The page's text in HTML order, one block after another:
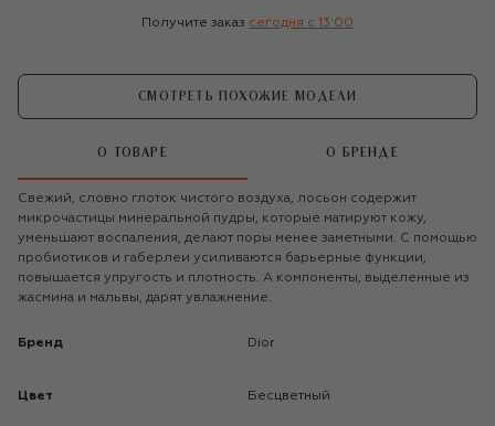
Получите заказ сегодня c 13:00
СМОТРЕТЬ ПОХОЖИЕ МОДЕЛИ
О ТОВАРЕ О БРЕНДЕ
Свежий, словно глоток чистого воздуха, лосьон содержит
микрочастицы минеральной пудры, которые матируют кожу,
уменьшают воспаления, делают поры менее заметными. С помощью
пробиотиков и габерлеи усиливаются барьерные функции,
повышается упругость и плотность. А компоненты, выделенные из
жасмина и мальвы, дарят увлажнение.
Бренд Dior
Цвет Бесцветный